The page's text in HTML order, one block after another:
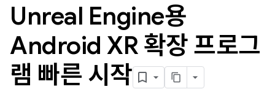
Unreal Engine용
Android XR 확장 프로그
램 빠른 시작